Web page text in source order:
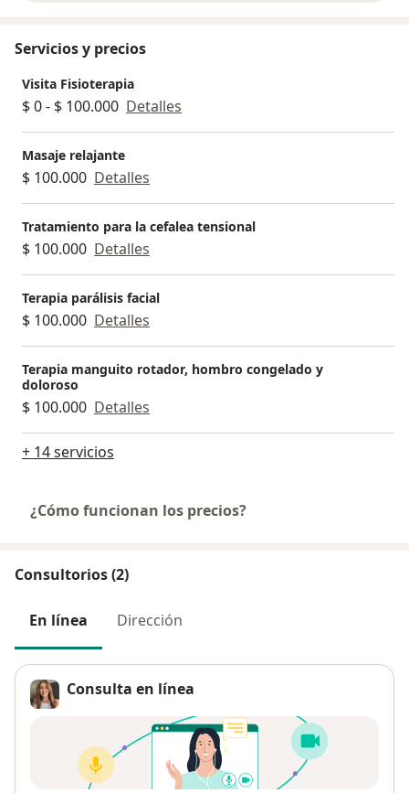
Servicios y precios
Visita Fisioterapia
$ 0 - $ 100.000 Detalles
Masaje relajante
$ 100.000 Detalles
Tratamiento para la cefalea tensional
$ 100.000 Detalles
Terapia parálisis facial
$ 100.000 Detalles
Terapia manguito rotador, hombro congelado y
doloroso
$ 100.000 Detalles
+ 14 servicios
¿Cómo funcionan los precios?
Consultorios (2)
En línea Dirección
Consulta en línea